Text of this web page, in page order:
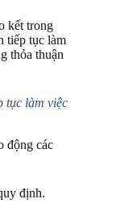
kết trong
tiếp tục làm
thỏa thuận
tục làm việc
động các
định.